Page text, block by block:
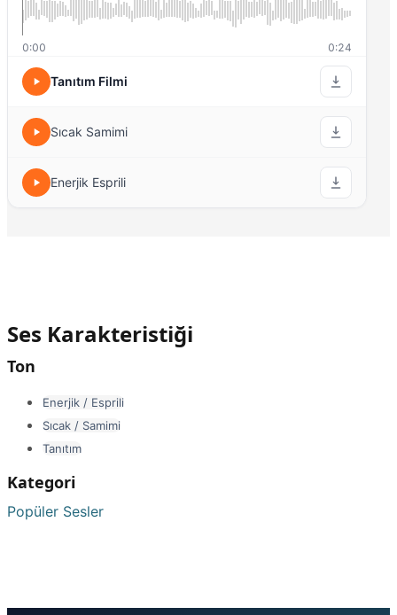
0:00 0:24
Tanıtım Filmi
Sıcak Samimi
Enerjik Esprili
Ses Karakteristiği
Ton
Enerjik / Esprili
Sıcak / Samimi
Tanıtım
Kategori
Popüler Sesler